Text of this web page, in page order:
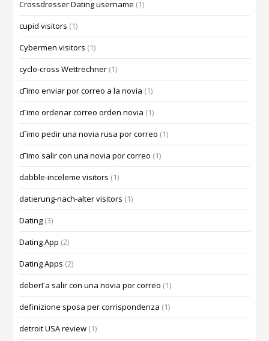
Crossdresser Dating username (1)
cupid visitors (1)
Cybermen visitors (1)
cyclo-cross Wettrechner (1)
cГіmo enviar por correo a la novia (1)
cГіmo ordenar correo orden novia (1)
cГіmo pedir una novia rusa por correo (1)
cГіmo salir con una novia por correo (1)
dabble-inceleme visitors (1)
datierung-nach-alter visitors (1)
Dating (3)
Dating App (2)
Dating Apps (2)
deberГ­a salir con una novia por correo (1)
definizione sposa per corrispondenza (1)
detroit USA review (1)